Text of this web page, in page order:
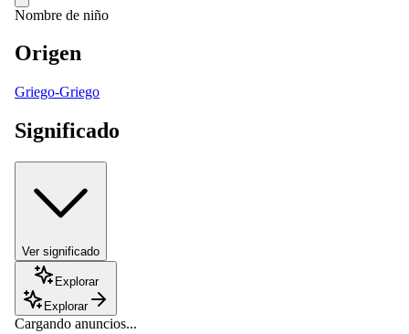
Nombre de niño
Origen
Griego-Griego
Significado
Ver significado
Explorar
Explorar
Cargando anuncios...